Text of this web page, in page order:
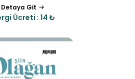
Detaya Git
Ücreti : 14 ₺